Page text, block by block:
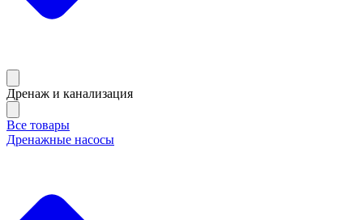
Дренаж и канализация
Все товары
Дренажные насосы